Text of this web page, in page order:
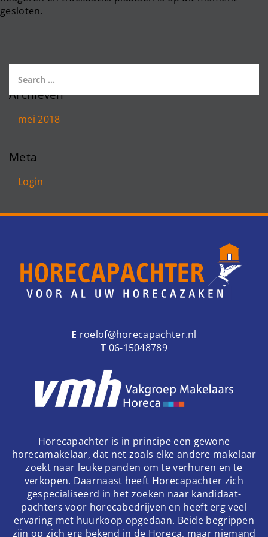
gesloten.
Archieven
mei 2018
Meta
Login
E roelof@horecapachter.nl
T 06-15048789
Horecapachter is in principe een gewone
horecamakelaar, dat net zoals elke andere makelaar
zoekt naar leuke panden om te verhuren en te
verkopen. Daarnaast heeft Horecapachter zich
gespecialiseerd in het zoeken naar kandidaat-
pachters voor horecabedrijven en heeft erg veel
ervaring met huurkoop opgedaan. Beide begrippen
zijn op zich erg bekend in de Horeca, maar niemand